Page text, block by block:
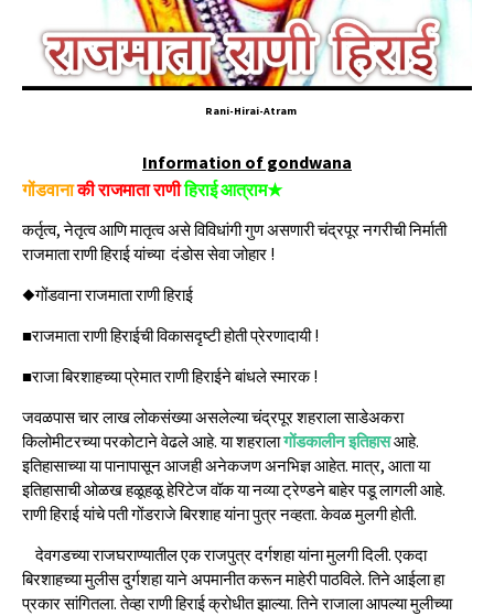
Rani-Hirai-Atram
Information of gondwana
गोंडवानाकी राजमाता राणीहिराई आत्राम★
कर्तृत्व, नेतृत्व आणि मातृत्व असे विविधांगी गुण असणारी चंद्रपूर नगरीची निर्माती
राजमाता राणी हिराई यांच्या दंडोस सेवा जोहार !
◆गोंडवाना राजमाता राणी हिराई
■राजमाता राणी हिराईची विकासदृष्टी होती प्रेरणादायी !
■राजा बिरशाहच्या प्रेमात राणी हिराईने बांधले स्मारक !
जवळपास चार लाख लोकसंख्या असलेल्या चंद्रपूर शहराला साडेअकरा
किलोमीटरच्या परकोटाने वेढले आहे. या शहरालागोंडकालीन इतिहासआहे.
इतिहासाच्या या पानापासून आजही अनेकजण अनभिज्ञ आहेत. मात्र, आता या
इतिहासाची ओळख हळूहळू हेरिटेज वॉक या नव्या ट्रेण्डने बाहेर पडू लागली आहे.
राणी हिराई यांचे पती गोंडराजे बिरशाह यांना पुत्र नव्हता. केवळ मुलगी होती.
देवगडच्या राजघराण्यातील एक राजपुत्र दर्गशहा यांना मुलगी दिली. एकदा
बिरशाहच्या मुलीस दुर्गशहा याने अपमानीत करून माहेरी पाठविले. तिने आईला हा
प्रकार सांगितला. तेव्हा राणी हिराई क्रोधीत झाल्या. तिने राजाला आपल्या मुलीच्या